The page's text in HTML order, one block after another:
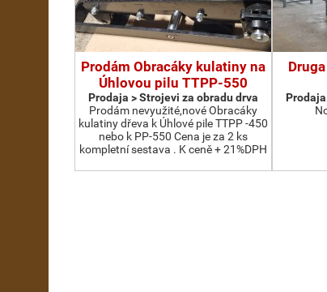
Prodám Obracáky kulatiny na
Úhlovou pilu TTPP-550
Prodaja > Strojevi za obradu drva
Prodám nevyužité,nové Obracáky
kulatiny dřeva k Úhlové pile TTPP -450
nebo k PP-550 Cena je za 2 ks
kompletní sestava . K ceně + 21%DPH